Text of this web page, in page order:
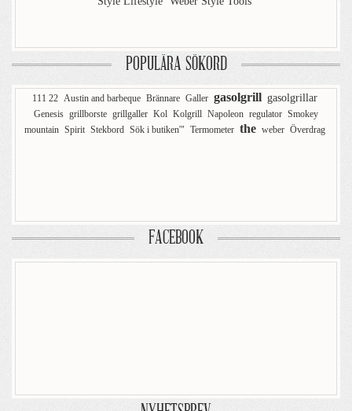
POPULÄRA SÖKORD
111 22 Austin and barbeque Brännare Galler gasolgrill gasolgrillar
Genesis grillborste grillgaller Kol Kolgrill Napoleon regulator Smokey
mountain Spirit Stekbord Sök i butiken'" Termometer the weber Överdrag
FACEBOOK